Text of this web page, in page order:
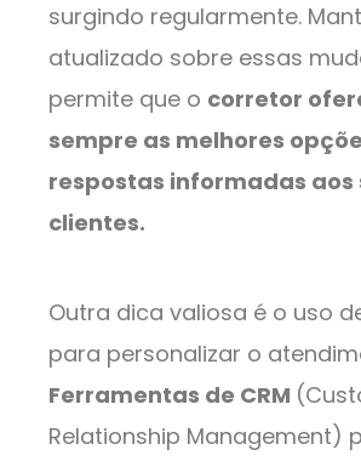
surgindo regularmente.
atualizado sobre essas
permite que o corretor
sempre as melhores
respostas informadas aos
clientes.
Outra dica valiosa é o uso
para personalizar o
Ferramentas de CRM
Relationship Management)